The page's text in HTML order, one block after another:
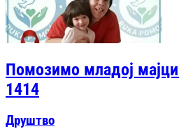
Помозимо младој
1414
Друштво